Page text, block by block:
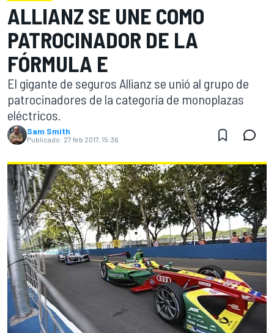
ALLIANZ SE UNE COMO
PATROCINADOR DE LA
FÓRMULA E
El gigante de seguros Allianz se unió al grupo de
patrocinadores de la categoría de monoplazas
eléctricos.
Sam Smith
Publicado: 27 feb 2017, 15:36